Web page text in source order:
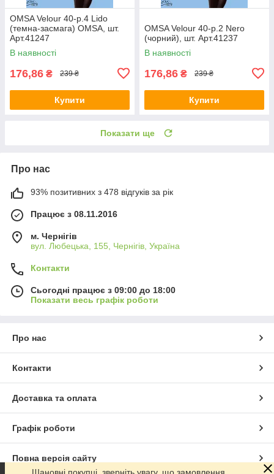
OMSA Velour 40-р.4 Lido
(темна-засмага) OMSA, шт.
Арт.41247
В наявності
176,86 ₴ 239 ₴
Купити
OMSA Velour 40-р.2 Nero
(чорний), шт. Арт.41237
В наявності
176,86 ₴ 239 ₴
Купити
Показати ще
Про нас
93% позитивних з 478 відгуків за рік
Працює з 08.11.2016
м. Чернігів
вул. Любецька, 155, Чернігів, Україна
Контакти
Сьогодні працює з 09:00 до 18:00
Показати весь графік роботи
Про нас
Контакти
Доставка та оплата
Графік роботи
Повна версія сайту